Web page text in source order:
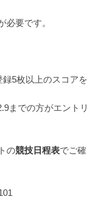
要です。
5枚以上のスコアを
までの方がエントリ
の競技日程表でご確